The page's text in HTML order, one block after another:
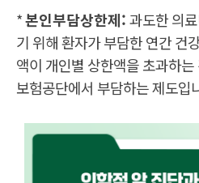
*본인부담상한제:과도한 의
기 위해 환자가 부담한 연간 건
액이 개인별 상한액을 초과하
보험공단에서 부담하는 제도입